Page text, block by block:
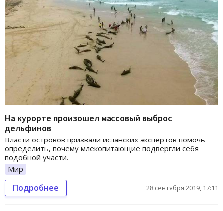
На курорте произошел массовый выброс
дельфинов
Власти островов призвали испанских экспертов помочь
определить, почему млекопитающие подвергли себя
подобной участи.
Мир
Подробнее 28 сентября 2019, 17:11